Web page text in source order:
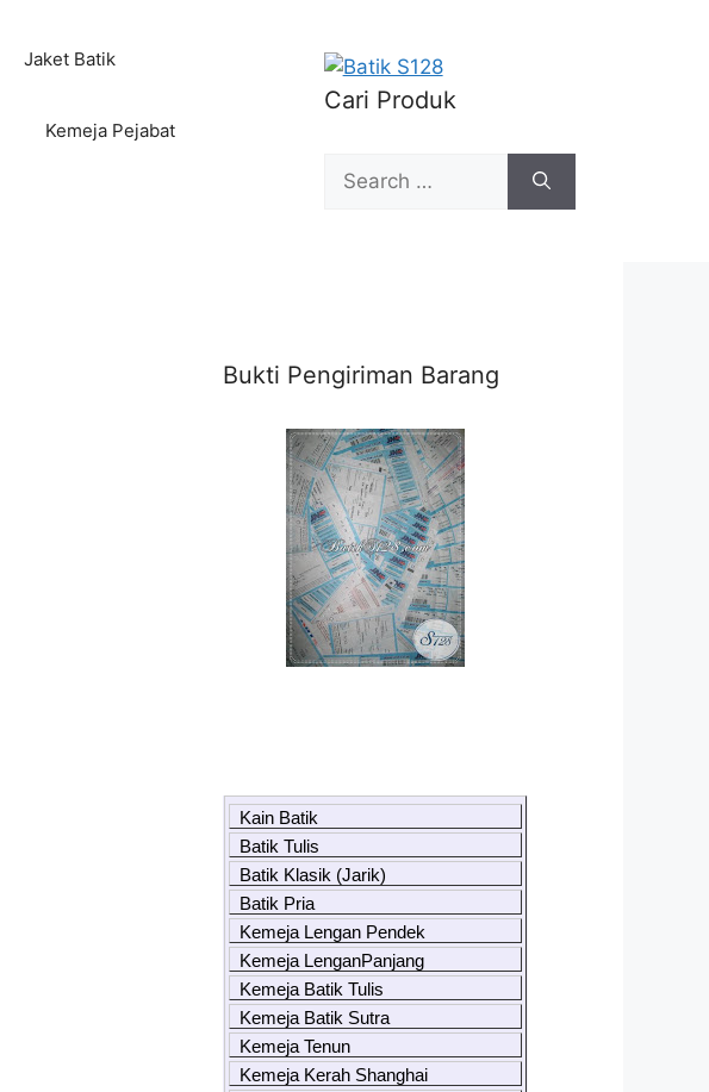
Jaket Batik
Kemeja Pejabat
Cari Produk
Search
for:
Bukti Pengiriman Barang
Kain Batik
Batik Tulis
Batik Klasik (Jarik)
Batik Pria
Kemeja Lengan Pendek
Kemeja LenganPanjang
Kemeja Batik Tulis
Kemeja Batik Sutra
Kemeja Tenun
Kemeja Kerah Shanghai